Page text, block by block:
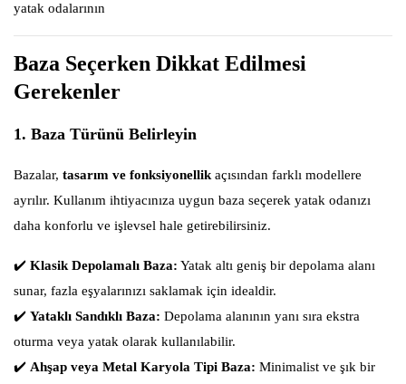
Tüm Ürünler
yatak odalarının
Baza Seçerken Dikkat Edilmesi
Gerekenler
1. Baza Türünü Belirleyin
Bazalar, tasarım ve fonksiyonellik açısından farklı modellere
ayrılır. Kullanım ihtiyacınıza uygun baza seçerek yatak odanızı
daha konforlu ve işlevsel hale getirebilirsiniz.
✔️ Klasik Depolamalı Baza: Yatak altı geniş bir depolama alanı
sunar, fazla eşyalarınızı saklamak için idealdir.
✔️ Yataklı Sandıklı Baza: Depolama alanının yanı sıra ekstra
oturma veya yatak olarak kullanılabilir.
✔️ Ahşap veya Metal Karyola Tipi Baza: Minimalist ve şık bir